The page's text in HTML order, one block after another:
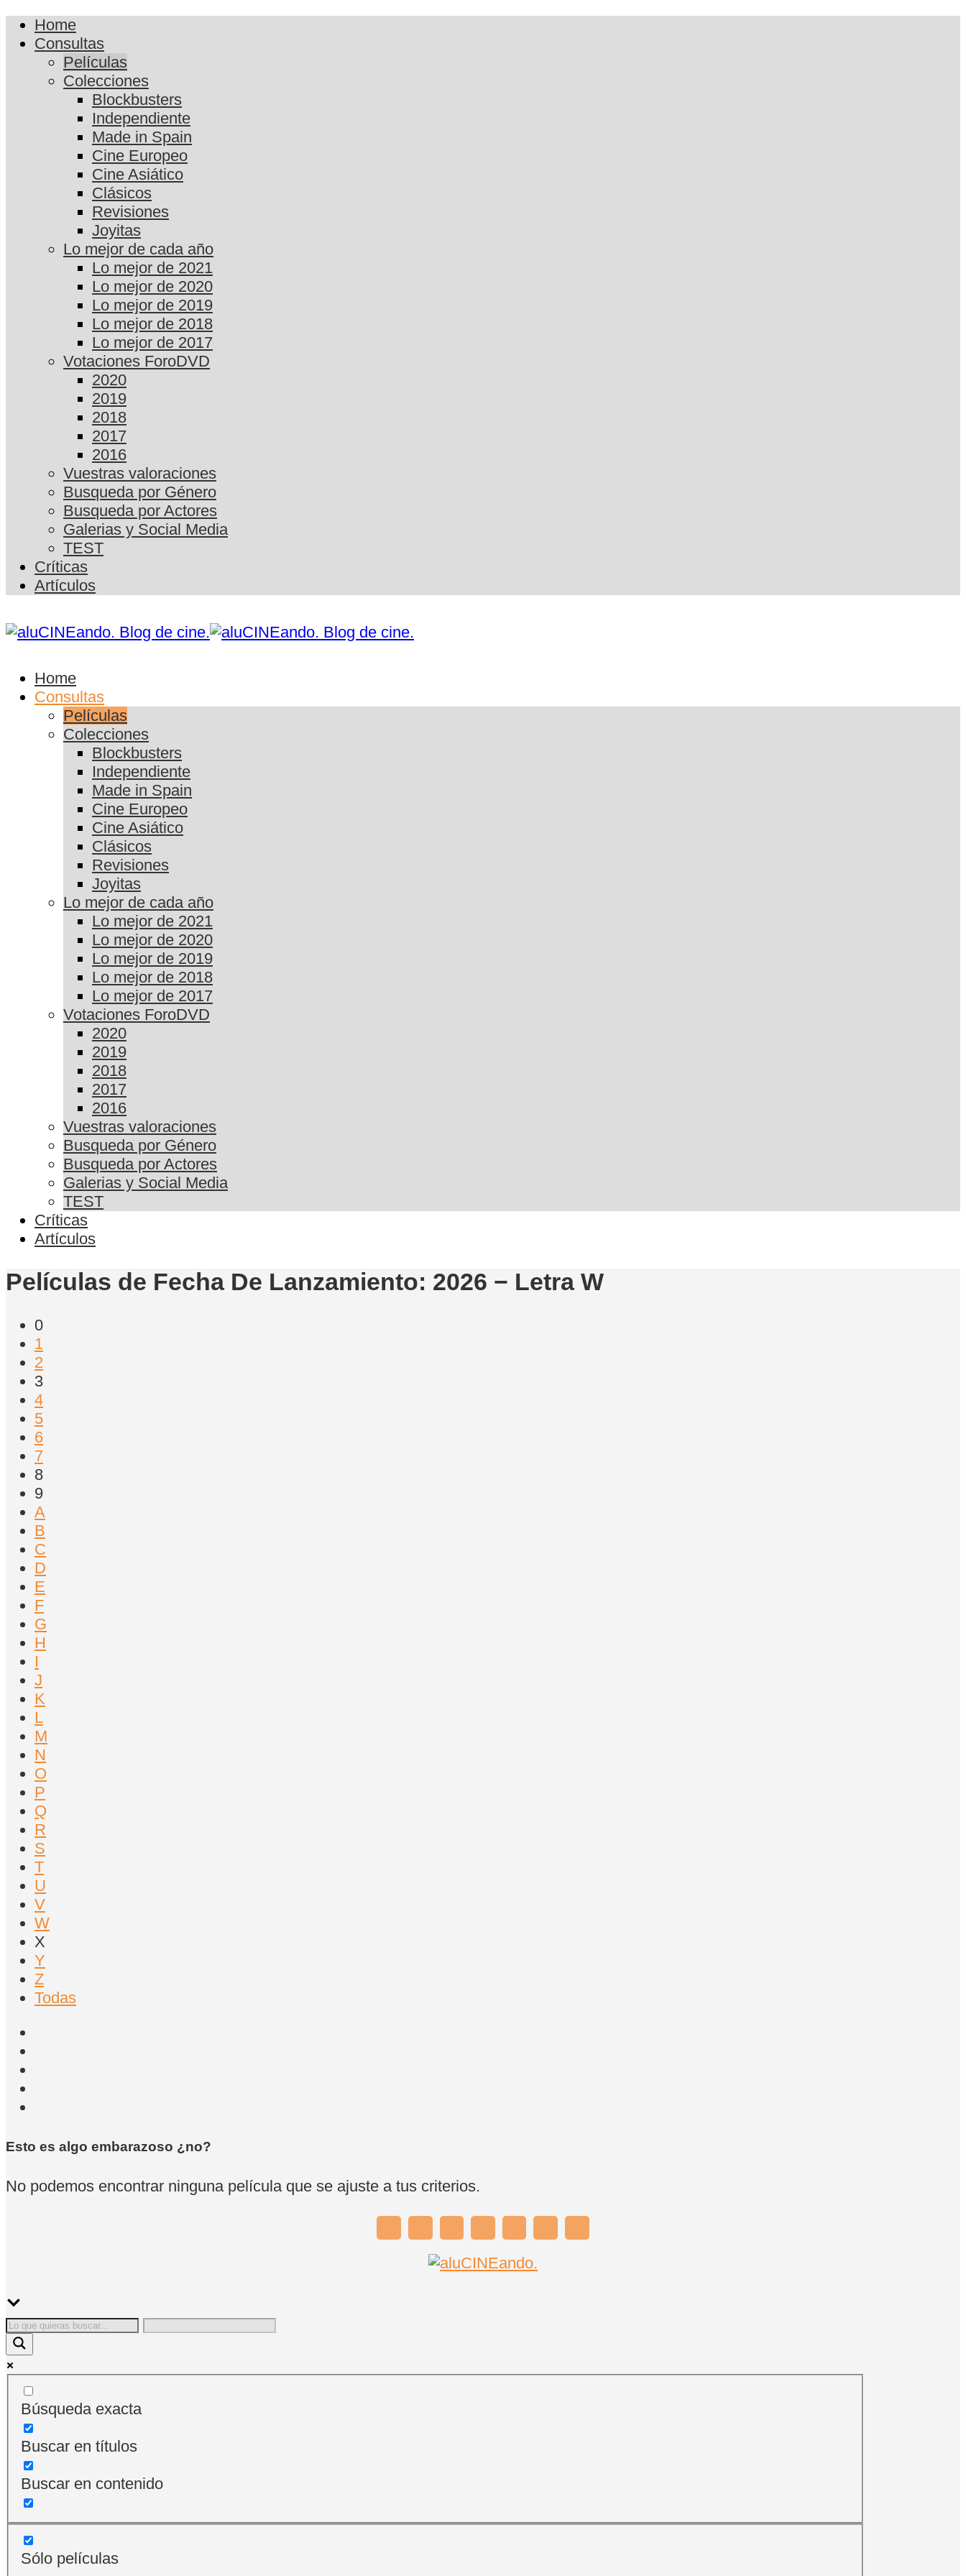
Home
Consultas
Películas
Colecciones
Blockbusters
Independiente
Made in Spain
Cine Europeo
Cine Asiático
Clásicos
Revisiones
Joyitas
Lo mejor de cada año
Lo mejor de 2021
Lo mejor de 2020
Lo mejor de 2019
Lo mejor de 2018
Lo mejor de 2017
Votaciones ForoDVD
2020
2019
2018
2017
2016
Vuestras valoraciones
Busqueda por Género
Busqueda por Actores
Galerias y Social Media
TEST
Críticas
Artículos
Home
Consultas
Películas
Colecciones
Blockbusters
Independiente
Made in Spain
Cine Europeo
Cine Asiático
Clásicos
Revisiones
Joyitas
Lo mejor de cada año
Lo mejor de 2021
Lo mejor de 2020
Lo mejor de 2019
Lo mejor de 2018
Lo mejor de 2017
Votaciones ForoDVD
2020
2019
2018
2017
2016
Vuestras valoraciones
Busqueda por Género
Busqueda por Actores
Galerias y Social Media
TEST
Críticas
Artículos
Películas de Fecha De Lanzamiento: 2026 − Letra W
0
1
2
3
4
5
6
7
8
9
A
B
C
D
E
F
G
H
I
J
K
L
M
N
O
P
Q
R
S
T
U
V
W
X
Y
Z
Todas
Esto es algo embarazoso ¿no?
No podemos encontrar ninguna película que se ajuste a tus criterios.
Búsqueda exacta
Buscar en títulos
Buscar en contenido
Sólo películas